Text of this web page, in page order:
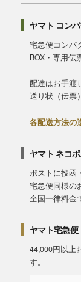
ヤマト コン
宅急便コンパ
BOX・専用伝
配達はお手渡
送り状（伝票
各配送方法の
ヤマト ネコ
ポストに投函
宅急便同様の
全国一律料金
ヤマト宅急便
44,000円以上
す。